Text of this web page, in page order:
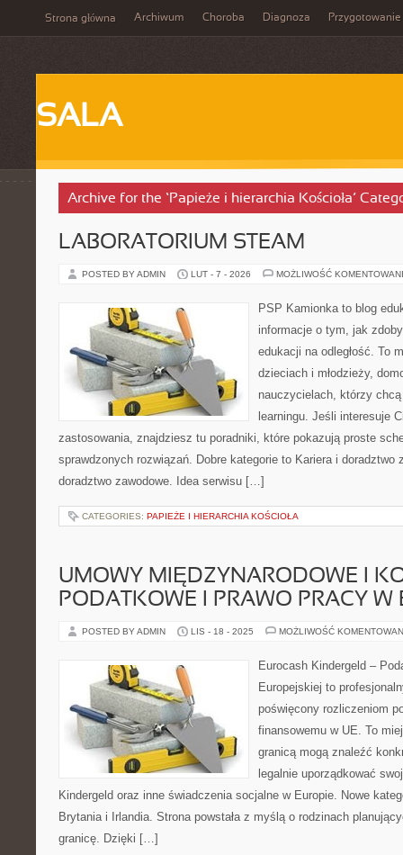
Strona główna Archiwum Choroba Diagnoza Przygotowanie
SALA
Archive for the ‘Papieże i hierarchia Kościoła’
LABORATORIUM STEAM
POSTED BY ADMIN LUT - 7 - 2026 MOŻLIWOŚĆ
PSP Kamionka to blog
informacje o tym, jak
edukacji na odległość. To
dzieciach i młodzieży,
nauczycielach, którzy
learningu. Jeśli interesuje
zastosowania, znajdziesz tu poradniki, które pokazują proste
sprawdzonych rozwiązań. Dobre kategorie to Kariera i doradztwo
doradztwo zawodowe. Idea serwisu […]
CATEGORIES: PAPIEŻE I HIERARCHIA KOŚCIOŁA
UMOWY MIĘDZYNARODOWE I
PODATKOWE I PRAWO PRACY W
POSTED BY ADMIN LIS - 18 - 2025 MOŻLIWOŚĆ
Eurocash Kindergeld –
Europejskiej to
poświęcony rozliczeniom
finansowemu w UE. To
granicą mogą znaleźć
legalnie uporządkować
Kindergeld oraz inne świadczenia socjalne w Europie. Nowe
Brytania i Irlandia. Strona powstała z myślą o rodzinach
granicę. Dzięki […]